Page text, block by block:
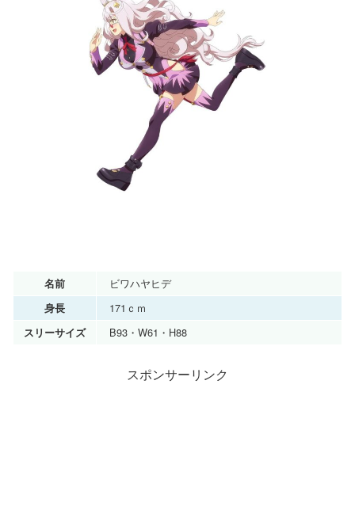
名前 ビワハヤヒデ
身長 171ｃｍ
スリーサイズ B93・W61・H88
スポンサーリンク